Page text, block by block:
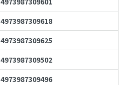
4973987309618
4973987309625
4973987309502
4973987309496